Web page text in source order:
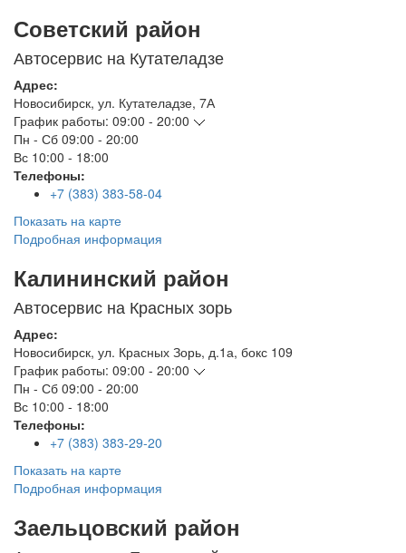
Советский район
Автосервис на Кутателадзе
Адрес:
Новосибирск, ул. Кутателадзе, 7А
График работы: 09:00 - 20:00
Пн - Сб 09:00 - 20:00
Вс 10:00 - 18:00
Телефоны:
+7 (383) 383-58-04
Показать на карте
Подробная информация
Калининский район
Автосервис на Красных зорь
Адрес:
Новосибирск, ул. Красных Зорь, д.1а, бокс 109
График работы: 09:00 - 20:00
Пн - Сб 09:00 - 20:00
Вс 10:00 - 18:00
Телефоны:
+7 (383) 383-29-20
Показать на карте
Подробная информация
Заельцовский район